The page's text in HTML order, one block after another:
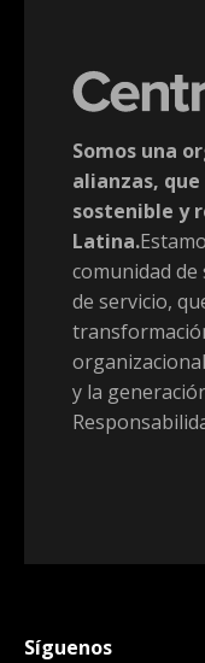
Somos una
alianzas,
sostenible y
Latina.
comunidad de
de servicio,
y la
Síguenos